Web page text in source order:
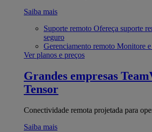
Saiba mais
Suporte remoto Ofereça suporte
seguro
Gerenciamento remoto Monitore
Ver planos e preços
Grandes empresas
Tensor
Conectividade remota projetada para
Saiba mais